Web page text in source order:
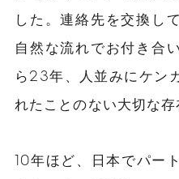
した。連絡先を交換し
自然な流れでお付き合
ら23年、人並みにケン
れたことのない大切な存
10年ほど、日本でパー